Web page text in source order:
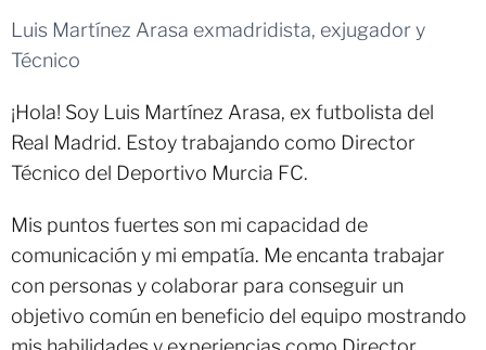
Luis Martínez Arasa exmadridista, exjugador y
Técnico
¡Hola! Soy Luis Martínez Arasa, ex futbolista del
Real Madrid. Estoy trabajando como Director
Técnico del Deportivo Murcia FC.
Mis puntos fuertes son mi capacidad de
comunicación y mi empatía. Me encanta trabajar
con personas y colaborar para conseguir un
objetivo común en beneficio del equipo mostrando